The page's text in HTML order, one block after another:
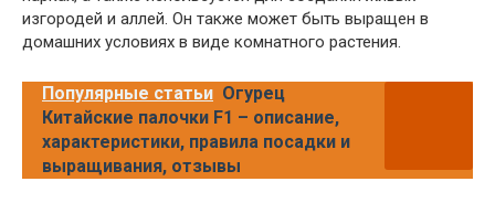
изгородей и аллей. Он также может быть выращен в
домашних условиях в виде комнатного растения.
Популярные статьи Огурец
Китайские палочки F1 – описание,
характеристики, правила посадки и
выращивания, отзывы